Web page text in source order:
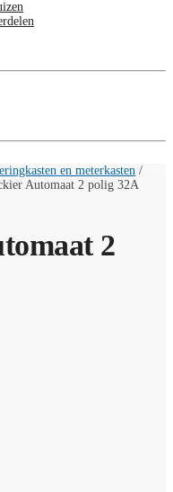
en meterkasten /
Automaat 2 polig 32A
2